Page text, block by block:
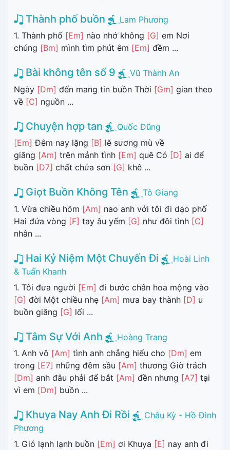
Thành phố buồn
Lam Phương
1. Thành phố [Em] nào nhớ không [G] em Nơi
chúng [Bm] mình tìm phút êm [Em] đềm ...
Bài không tên số 9
Vũ Thành An
Ngày [Dm] đến mang tin buồn Thời [Gm] gian theo
về [C] nguồn ...
Chuyện hợp tan
Quốc Dũng
[Em] Đêm nay lặng [B] lẽ sương mù về
giăng [Am] trên mảnh tình [Em] quê Có [D] ai để
buồn [D7] chất chứa sơn [G] khê ...
Giọt Buồn Không Tên
Tô Giang
1. Vừa chiều hôm [Am] nao anh với tôi đi dạo phố
Hai đứa vòng [F] tay âu yếm [G] như đôi tình [C]
nhân ...
Hai Kỷ Niệm Một Chuyến Đi
Hoài Linh
& Tuấn Khanh
1. Tôi đưa người [Em] đi bước chân hoa mộng vào
[G] đời Một chiều nhẹ [Am] mưa bay thành [D] u
buồn giăng [G] lối ...
Tâm Sự Với Anh
Hoàng Trang
1. Anh vô [Am] tình anh chẳng hiểu cho [Dm] em
trong [E7] những đêm sầu [Am] thương Giờ trách
[Dm] anh đâu phải để bắt [Am] đền nhưng [A7] tại
vì em [Dm] buồn ...
Khuya Nay Anh Đi Rồi
Châu Kỳ - Hồ Đình
Phương
1. Gió lạnh lạnh buồn [Em] ơi Khuya [E] nay anh đi